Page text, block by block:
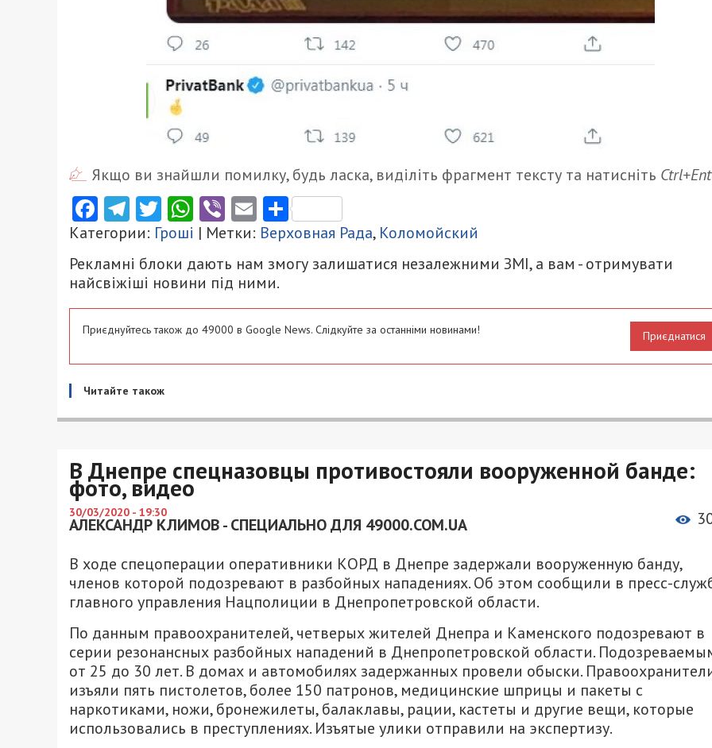
Якщо ви знайшли помилку, будь ласка, виділіть фрагмент тексту та натисніть
Facebook
Telegram
Twitter
WhatsApp
ViberEmailПоділитися
Категории: Гроші | Метки: Верховная Рада, Коломойский
Рекламні блоки дають нам змогу залишатися незалежними ЗМІ, а вам - отримувати
найсвіжіші новини під ними.
Приєднуйтесь також до 49000 в Google News. Слідкуйте за останніми новинами! Приєднатися
Читайте також
В Днепре спецназовцы противостояли вооруженной банде:
фото, видео
30/03/2020 - 19:30
АЛЕКСАНДР КЛИМОВ - СПЕЦИАЛЬНО ДЛЯ 49000.COM.UA
В ходе спецоперации оперативники КОРД в Днепре задержали вооруженную банду,
членов которой подозревают в разбойных нападениях. Об этом сообщили в пресс-
главного управления Нацполиции в Днепропетровской области.
По данным правоохранителей, четверых жителей Днепра и Каменского подозревают в
серии резонансных разбойных нападений в Днепропетровской области.
от 25 до 30 лет. В домах и автомобилях задержанных провели обыски.
изъяли пять пистолетов, более 150 патронов, медицинские шприцы и пакеты с
наркотиками, ножи, бронежилеты, балаклавы, рации, кастеты и другие вещи, которые
использовались в преступлениях. Изъятые улики отправили на экспертизу.